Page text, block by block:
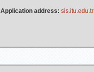
Application address: sis.itu.edu.tr